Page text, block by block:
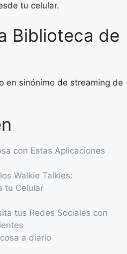
tu celular.
Biblioteca de
en sinónimo de streaming de
con Estas Aplicaciones
Walkie Talkies:
tu Celular
tus Redes Sociales con
a diario